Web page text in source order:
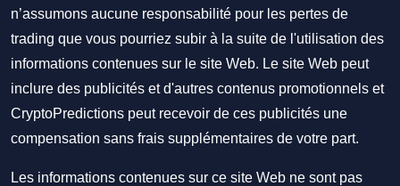
n’assumons aucune responsabilité pour les pertes de
trading que vous pourriez subir à la suite de l'utilisation des
informations contenues sur le site Web. Le site Web peut
inclure des publicités et d'autres contenus promotionnels et
CryptoPredictions peut recevoir de ces publicités une
compensation sans frais supplémentaires de votre part.
Les informations contenues sur ce site Web ne sont pas